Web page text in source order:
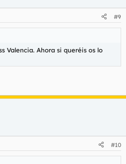
#9
Valencia. Ahora si queréis os lo
#10